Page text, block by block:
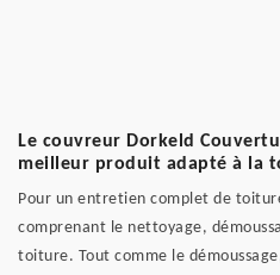
Le couvreur Dorkeld
meilleur produit adapté à la
Pour un entretien complet de
comprenant le nettoyage,
toiture. Tout comme le